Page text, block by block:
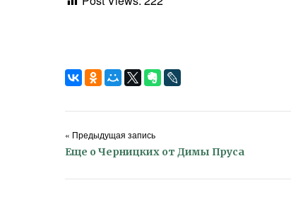
« Предыдущая запись
Еще о Черницких от Димы Пруса